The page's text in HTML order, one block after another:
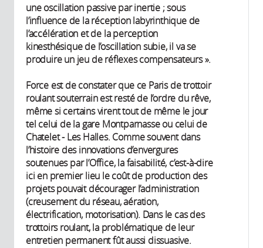
une oscillation passive par inertie ; sous
l’influence de la réception labyrinthique de
l’accélération et de la perception
kinesthésique de l’oscillation subie, il va se
produire un jeu de réflexes compensateurs ».
Force est de constater que ce Paris de trottoir
roulant souterrain est resté de l’ordre du rêve,
même si certains virent tout de même le jour
tel celui de la gare Montparnasse ou celui de
Chatelet - Les Halles. Comme souvent dans
l’histoire des innovations d’envergures
soutenues par l’Office, la faisabilité, c’est-à-dire
ici en premier lieu le coût de production des
projets pouvait décourager l’administration
(creusement du réseau, aération,
électrification, motorisation). Dans le cas des
trottoirs roulant, la problématique de leur
entretien permanent fût aussi dissuasive.